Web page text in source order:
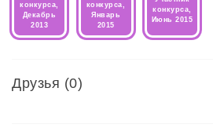
конкурса,
Декабрь
2013
конкурса,
Январь
2015
конкурса,
Июнь 2015
Друзья (0)